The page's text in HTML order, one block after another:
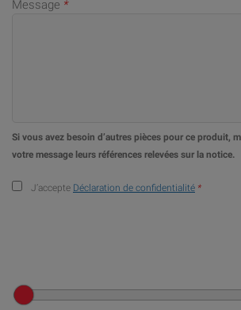
Message *
Si vous avez besoin d’autres pièces pour ce produit,
votre message leurs références relevées sur la notice.
J’accepte Déclaration de confidentialité *